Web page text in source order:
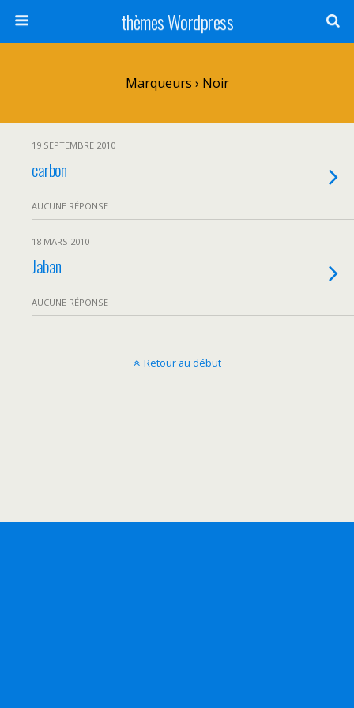
thèmes Wordpress
Marqueurs › Noir
19 SEPTEMBRE 2010
carbon
AUCUNE RÉPONSE
18 MARS 2010
Jaban
AUCUNE RÉPONSE
Retour au début